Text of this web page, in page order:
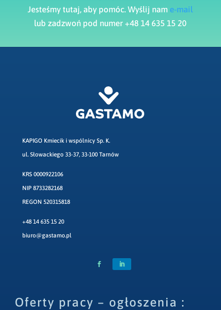
Jesteśmy tutaj, aby pomóc. Wyślij nam e-mail
lub zadzwoń pod numer +48 14 635 15 20
KAPIGO Kmiecik i wspólnicy Sp. K.
ul. Słowackiego 33-37, 33-100 Tarnów
KRS 0000922106
NIP 8733282168
REGON 520315818
+48 14 635 15 20
biuro@gastamo.pl
Oferty pracy – ogłoszenia :